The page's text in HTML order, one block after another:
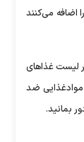
اضافه می‌کنند
لیست غذا‌های
موادغذایی ضد
بمانید.